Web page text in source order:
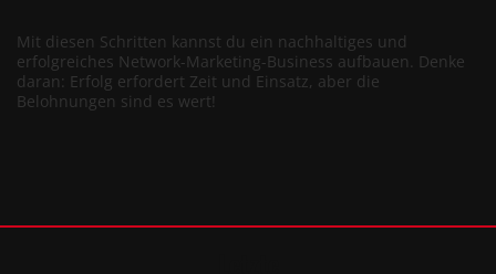
Mit diesen Schritten kannst du ein nachhaltiges und
erfolgreiches Network-Marketing-Business aufbauen. Denke
daran: Erfolg erfordert Zeit und Einsatz, aber die
Belohnungen sind es wert!